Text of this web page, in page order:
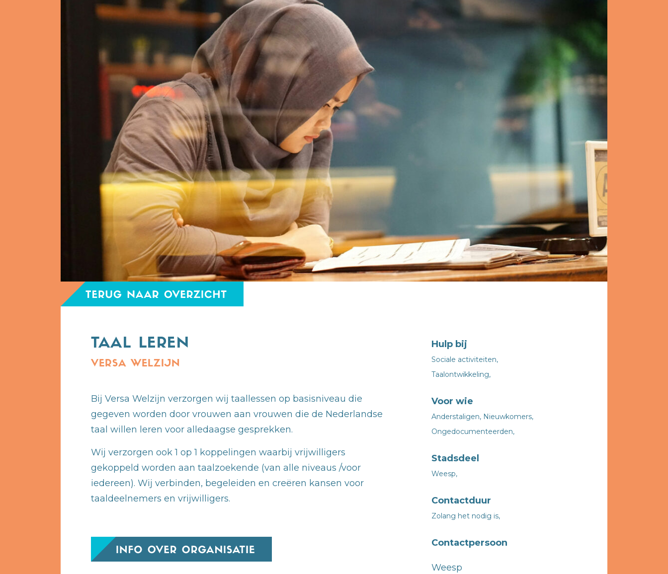
TAAL LEREN
VERSA WELZIJN
Bij Versa Welzijn verzorgen wij taallessen op basisniveau die
gegeven worden door vrouwen aan vrouwen die de Nederlandse
taal willen leren voor alledaagse gesprekken.
Wij verzorgen ook 1 op 1 koppelingen waarbij vrijwilligers
gekoppeld worden aan taalzoekende (van alle niveaus /voor
iedereen). Wij verbinden, begeleiden en creëren kansen voor
taaldeelnemers en vrijwilligers.
Hulp bij
Sociale activiteiten,
Taalontwikkeling,
Voor wie
Anderstaligen, Nieuwkomers,
Ongedocumenteerden,
Stadsdeel
Weesp,
Contactduur
Zolang het nodig is,
Contactpersoon
Weesp